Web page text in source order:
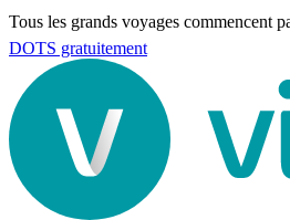
Tous les grands voyages commencent
DOTS gratuitement